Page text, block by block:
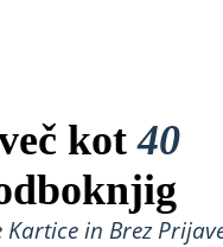
kot40
Kartice in Brez